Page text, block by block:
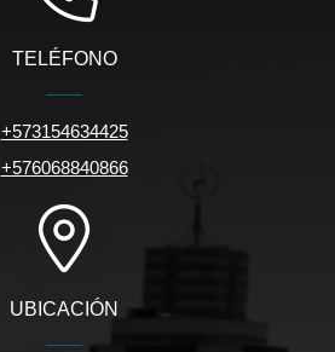
TELÉFONO
+573154634425
+576068840866
UBICACIÓN